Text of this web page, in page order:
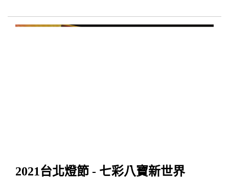
2021台北燈節 - 七彩八寶新世界